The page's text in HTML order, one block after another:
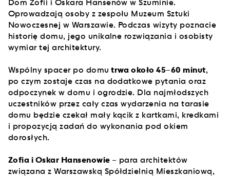
Dom Zofii i Oskara Hansenów w Szuminie.
Oprowadzają osoby z zespołu Muzeum Sztuki
Nowoczesnej w Warszawie. Podczas wizyty poznacie
historię domu, jego unikalne rozwiązania i osobisty
wymiar tej architektury.
Wspólny spacer po domu trwa około 45–60 minut,
po czym zostaje czas na dodatkowe pytania oraz
odpoczynek w domu i ogrodzie. Dla najmłodszych
uczestników przez cały czas wydarzenia na tarasie
domu będzie czekał mały kącik z kartkami, kredkami
i propozycją zadań do wykonania pod okiem
dorosłych.
Zofia i Oskar Hansenowie – para architektów
związana z Warszawską Spółdzielnią Mieszkaniową,